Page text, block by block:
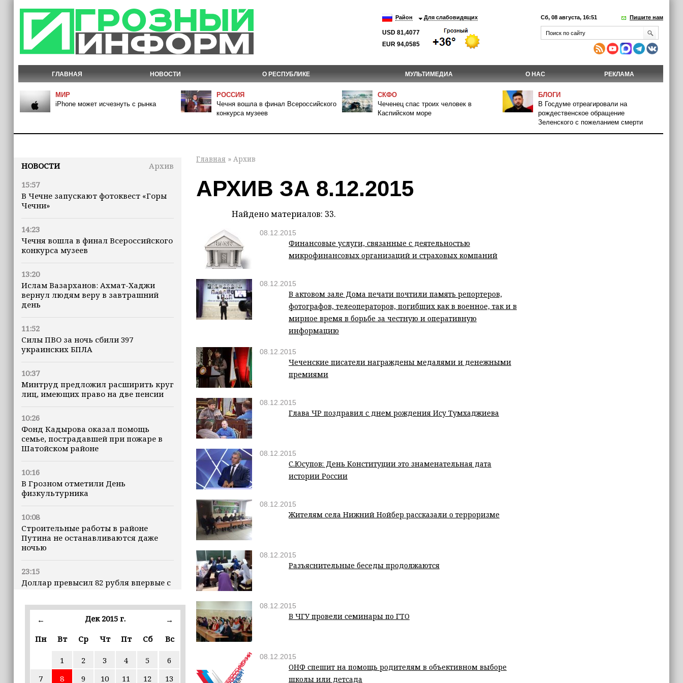
Район Для слабовидящих
USD 81,4077
EUR 94,0585
Сб, 08 августа, 16:51 Пишите нам
ГЛАВНАЯ НОВОСТИ О РЕСПУБЛИКЕ МУЛЬТИМЕДИА О НАС РЕКЛАМА
МИР
iPhone может исчезнуть с рынка
РОССИЯ
Чечня вошла в финал Всероссийского
конкурса музеев
СКФО
Чеченец спас троих человек в
Каспийском море
БЛОГИ
В Госдуме отреагировали на
рождественское обращение
Зеленского с пожеланием смерти
НОВОСТИ
Архив
15:57
В Чечне запускают фотоквест «Горы
Чечни»
14:23
Чечня вошла в финал Всероссийского
конкурса музеев
13:20
Ислам Вазарханов: Ахмат-Хаджи
вернул людям веру в завтрашний
день
11:52
Силы ПВО за ночь сбили 397
украинских БПЛА
10:37
Минтруд предложил расширить круг
лиц, имеющих право на две пенсии
10:26
Фонд Кадырова оказал помощь
семье, пострадавшей при пожаре в
Шатойском районе
10:16
В Грозном отметили День
физкультурника
10:08
Строительные работы в районе
Путина не останавливаются даже
ночью
23:15
Доллар превысил 82 рубля впервые с
инфраструктуру по госпрограмме
Силы ПВО сбили 75 БПЛА над
← Дек 2015 г.
→
Пн
Вт Ср Чт Пт Сб Вс
1 2 3 4 5
6
7
8 9 10 11 12 13
Главная » Архив
АРХИВ ЗА 8.12.2015
Найдено материалов: 33.
08.12.2015
Финансовые услуги, связанные с деятельностью
микрофинансовых организаций и страховых компаний
08.12.2015
В актовом зале Дома печати почтили память репортеров,
фотографов, телеоператоров, погибших как в военное, так и в
мирное время в борьбе за честную и оперативную
информацию
08.12.2015
Чеченские писатели награждены медалями и денежными
премиями
08.12.2015
Глава ЧР поздравил с днем рождения Ису Тумхаджиева
08.12.2015
С.Юсупов: День Конституции это знаменательная дата
истории России
08.12.2015
Жителям села Нижний Нойбер рассказали о терроризме
08.12.2015
Разъяснительные беседы продолжаются
08.12.2015
В ЧГУ провели семинары по ГТО
08.12.2015
ОНФ спешит на помощь родителям в объективном выборе
школы или детсада